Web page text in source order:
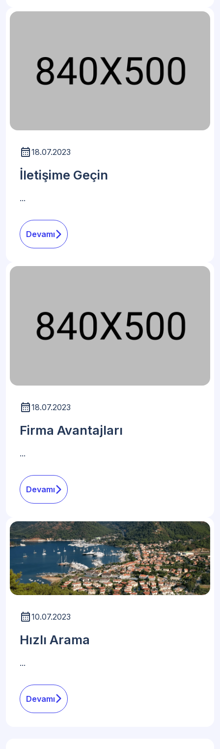
18.07.2023
İletişime Geçin
...
Devamı
18.07.2023
Firma Avantajları
...
Devamı
10.07.2023
Hızlı Arama
...
Devamı